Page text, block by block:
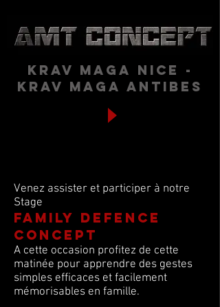
krav maga nice -
krav maga antibes
Venez assister et participer à notre
Stage
FAMILY DEFENCE
CONCEPT
A cette occasion profitez de cette
matinée pour apprendre des gestes
simples efficaces et facilement
mémorisables en famille.